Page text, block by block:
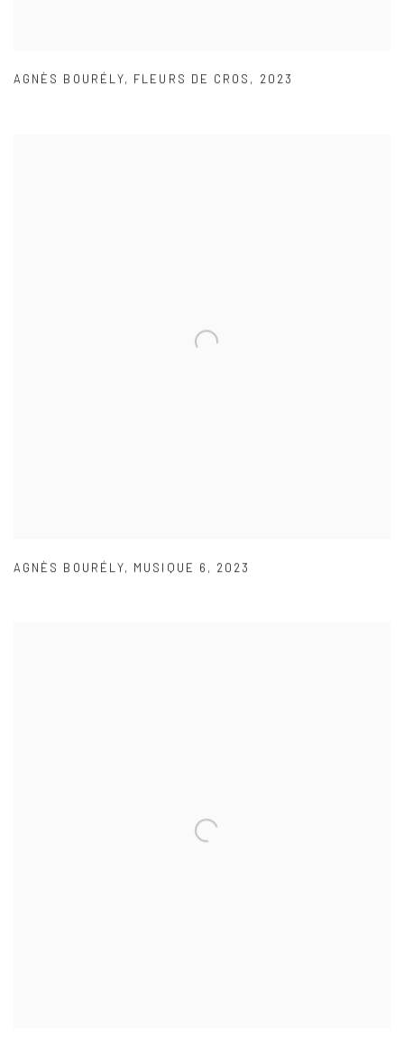
AGNÈS BOURÉLY, FLEURS DE CROS , 2023
AGNÈS BOURÉLY, MUSIQUE 6 , 2023